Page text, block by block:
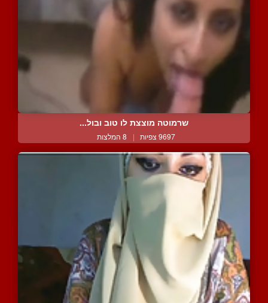
שרמוטה מוצצת לו טוב ובול...
9697 צפיות | 8 המלצות